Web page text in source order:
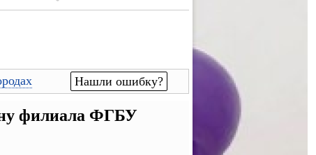
Нашли ошибку?
филиала ФГБУ